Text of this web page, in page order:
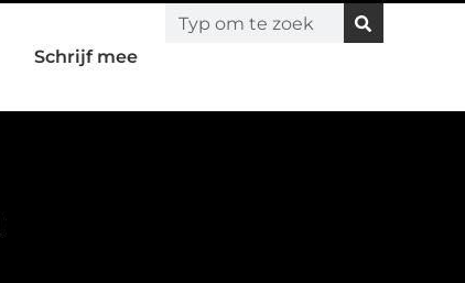
Schrijf mee